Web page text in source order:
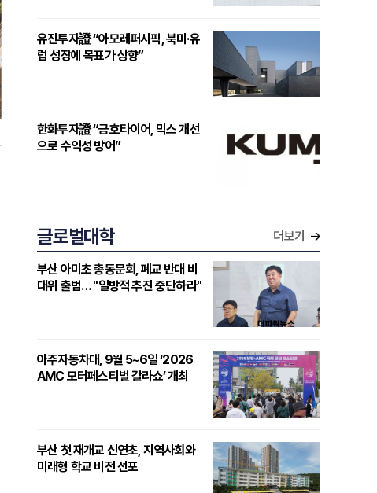
유진투자證 “아모레퍼시픽, 북미·유
럽 성장에 목표가 상향”
한화투자證 “금호타이어, 믹스 개선
으로 수익성 방어”
글로벌대학 더보기
부산 아미초 총동문회, 폐교 반대 비
대위 출범… "일방적 추진 중단하라"
아주자동차대, 9월 5~6일 ‘2026
AMC 모터페스티벌 갈라쇼’ 개최
부산 첫 재개교 신연초, 지역사회와
미래형 학교 비전 선포